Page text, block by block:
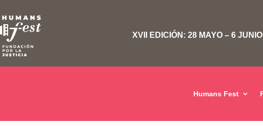
XVII EDICIÓN: 28 MAYO – 6 JUNIO
Humans Fest